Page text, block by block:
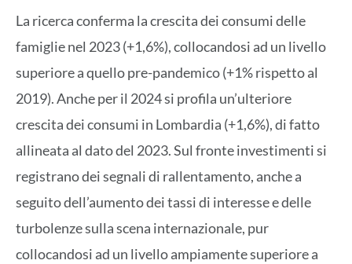
La ricerca conferma la crescita dei consumi delle
famiglie nel 2023 (+1,6%), collocandosi ad un livello
superiore a quello pre-pandemico (+1% rispetto al
2019). Anche per il 2024 si profila un’ulteriore
crescita dei consumi in Lombardia (+1,6%), di fatto
allineata al dato del 2023. Sul fronte investimenti si
registrano dei segnali di rallentamento, anche a
seguito dell’aumento dei tassi di interesse e delle
turbolenze sulla scena internazionale, pur
collocandosi ad un livello ampiamente superiore a